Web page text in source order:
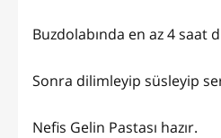
Buzdolabında en az 4 saat
Sonra dilimleyip süsleyip
Nefis Gelin Pastası hazır.